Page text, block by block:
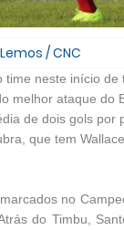
/ CNC
neste início
melhor ataque do
de dois gols por
que tem
no
do Timbu,